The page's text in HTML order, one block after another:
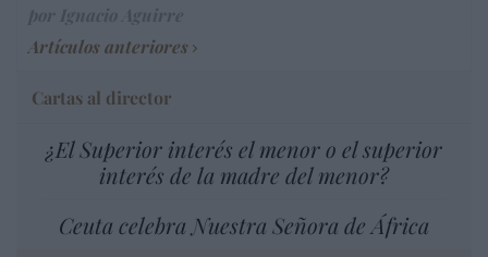
Artículos anteriores
Cartas al director
¿El Superior interés el menor o el superior
interés de la madre del menor?
Ceuta celebra Nuestra Señora de África